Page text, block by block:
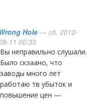
Hole— сб, 2012-
11 00:33
Вы неправильно слушали.
Было скзаано, что
заводы много лет
работаю тв убыток и
повышение цен —